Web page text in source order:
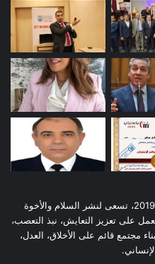
مؤسسة رسالة السلام العالمية، منذ 2019، تسعى لنشر السلام والأخوة
على تعزيز التعايش، نبذ التعصب،
مجتمع قائم على الأخلاق، العدل،